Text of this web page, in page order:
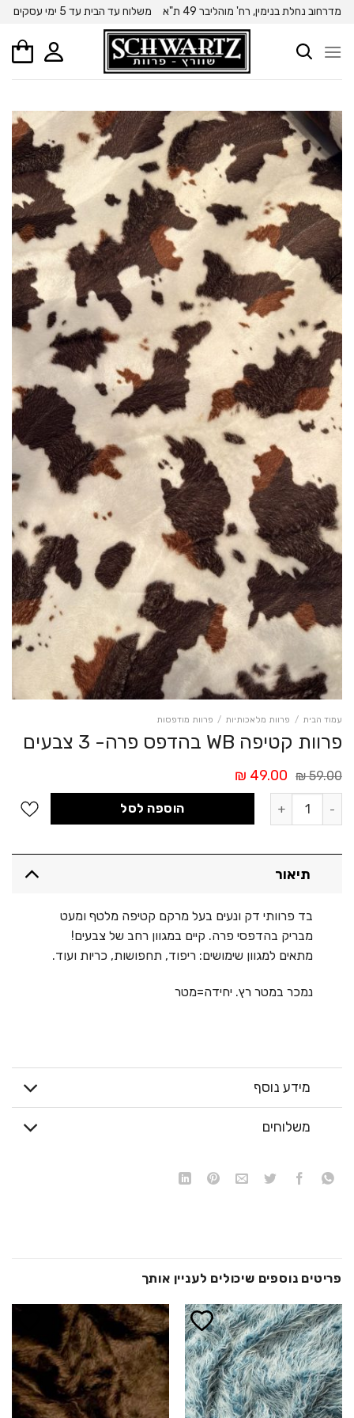
Skip
content
מדרחוב נחלת בנימין, רח' מוהליבר 49 ת"א משלוח עד הבית עד 5 ימי עסקים
עמוד הבית / פרוות מלאכותיות / פרוות מודפסות
פרוות קטיפה WB בהדפס פרה- 3 צבעים
59.00
₪ המחיר
המקורי
היה:
59.00 ₪.
49.00
₪
הנוכחי
49.00 ₪.
כמות של פרוות קטיפה WB בהדפס פרה- 3 צבעים הוספה לסל
תיאור
בד פרוותי דק ונעים בעל מרקם קטיפה מלטף ומעט
מבריק בהדפסי פרה. קיים במגוון רחב של צבעים!
מתאים למגוון שימושים: ריפוד, תחפושות, כריות ועוד.
נמכר במטר רץ. יחידה=מטר
מידע נוסף
משלוחים
פריטים נוספים שיכולים לעניין אותך
הוסף ל
WISHLIST
הוסף ל
WISHLIST